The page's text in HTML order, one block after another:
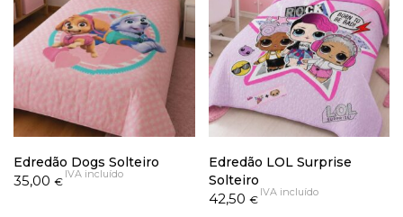
Edredão Dogs Solteiro
35,00 €
IVA incluído
Edredão LOL Surprise
Solteiro
42,50 €
IVA incluído